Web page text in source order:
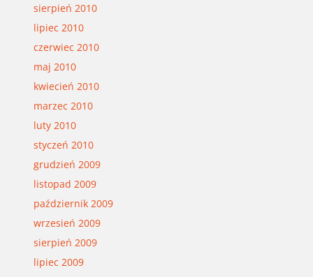
sierpień 2010
lipiec 2010
czerwiec 2010
maj 2010
kwiecień 2010
marzec 2010
luty 2010
styczeń 2010
grudzień 2009
listopad 2009
październik 2009
wrzesień 2009
sierpień 2009
lipiec 2009